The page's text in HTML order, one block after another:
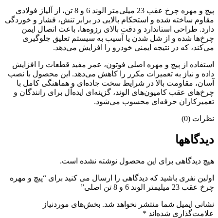
پیچ و مهره چرخ عقب 23 میلی‌متر الوند 6 و 8 تن، از آلیاژ فولادی
مقاوم ساخته شده و استحکام بالایی در برابر تنش، فشار و خوردگی
دارد. طراحی استاندارد و دقت بالای رزوه‌ها، باعث اتصال ایمن
چرخ‌ها شده و از شل شدن یا آسیب به سیستم تعلیق جلوگیری
می‌کند، که در نتیجه ایمنی خودرو را افزایش می‌دهد.
استفاده از پیچ و مهره اصلی فوتون، عمر مفید قطعات را افزایش
داده و نیاز به تعمیرات مکرر را کاهش می‌دهد. این محصول با نصب
آسان، مقاومت بالا در شرایط سخت جاده‌ای و هماهنگی کامل با
چرخ‌های عقب کامیون‌های الوند، گزینه‌ای ایده‌آل برای رانندگان و
تعمیرکاران حرفه‌ای محسوب می‌شود.
نظرات (0)
دیدگاهها
هیچ دیدگاهی برای این محصول نوشته نشده است.
اولین نفری باشید که دیدگاهی را ارسال می کنید برای “پیچ و مهره
چرخ عقب 23 میلیمتر الوند 6 و 8 تن اصلی”
نشانی ایمیل شما منتشر نخواهد شد. بخش‌های موردنیاز
علامت‌گذاری شده‌اند *